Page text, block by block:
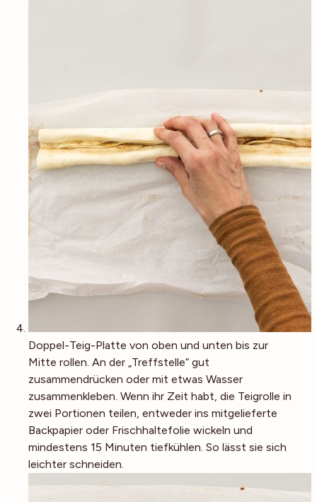
Doppel-Teig-Platte von oben und unten bis zur
Mitte rollen. An der „Treffstelle“ gut
zusammendrücken oder mit etwas Wasser
zusammenkleben. Wenn ihr Zeit habt, die Teigrolle in
zwei Portionen teilen, entweder ins mitgelieferte
Backpapier oder Frischhaltefolie wickeln und
mindestens 15 Minuten tiefkühlen. So lässt sie sich
leichter schneiden.